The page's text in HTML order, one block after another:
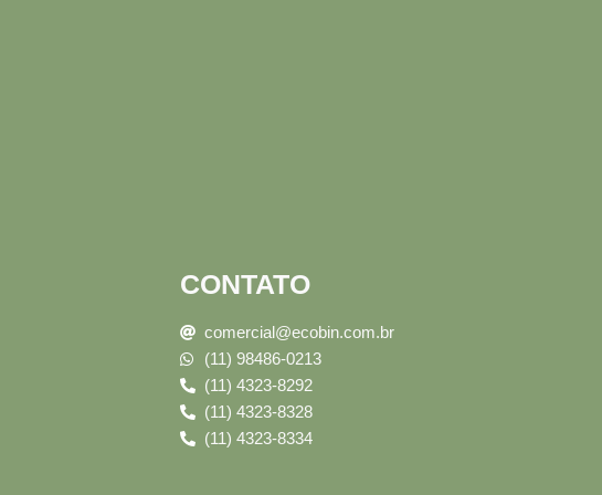
CONTATO
comercial@ecobin.com.br
(11) 98486-0213
(11) 4323-8292
(11) 4323-8328
(11) 4323-8334